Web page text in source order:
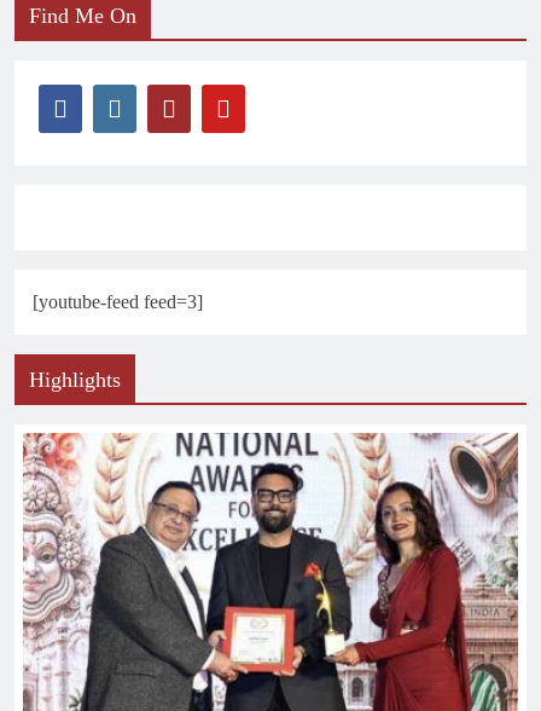
Find Me On
[youtube-feed feed=3]
Highlights